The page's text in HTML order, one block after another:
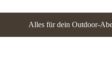
Alles für dein Outdoor-